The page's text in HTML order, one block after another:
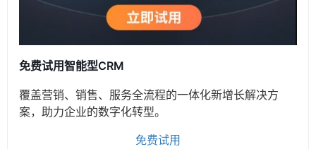
免费试用智能型CRM
覆盖营销、销售、服务全流程的一体化新增长解决方
案，助力企业的数字化转型。
免费试用